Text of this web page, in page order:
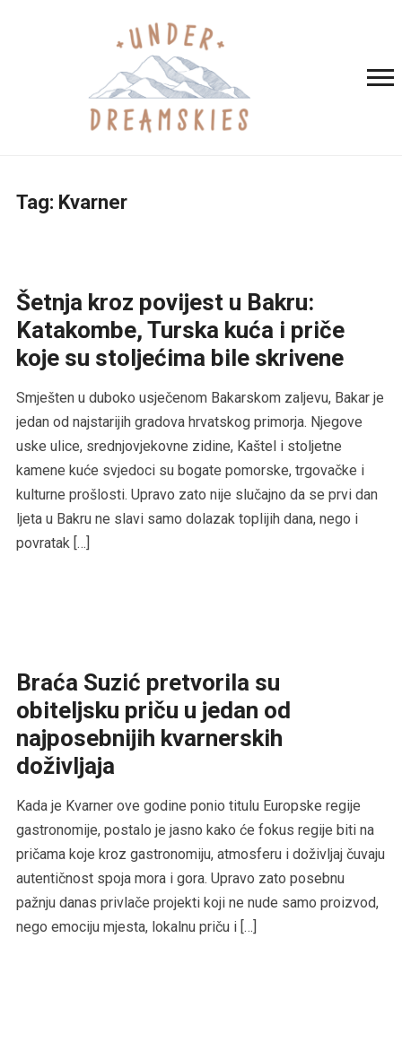
Tag: Kvarner
Šetnja kroz povijest u Bakru:
Katakombe, Turska kuća i priče
koje su stoljećima bile skrivene
Smješten u duboko usječenom Bakarskom zaljevu, Bakar je
jedan od najstarijih gradova hrvatskog primorja. Njegove
uske ulice, srednjovjekovne zidine, Kaštel i stoljetne
kamene kuće svjedoci su bogate pomorske, trgovačke i
kulturne prošlosti. Upravo zato nije slučajno da se prvi dan
ljeta u Bakru ne slavi samo dolazak toplijih dana, nego i
povratak […]
Braća Suzić pretvorila su
obiteljsku priču u jedan od
najposebnijih kvarnerskih
doživljaja
Kada je Kvarner ove godine ponio titulu Europske regije
gastronomije, postalo je jasno kako će fokus regije biti na
pričama koje kroz gastronomiju, atmosferu i doživljaj čuvaju
autentičnost spoja mora i gora. Upravo zato posebnu
pažnju danas privlače projekti koji ne nude samo proizvod,
nego emociju mjesta, lokalnu priču i […]